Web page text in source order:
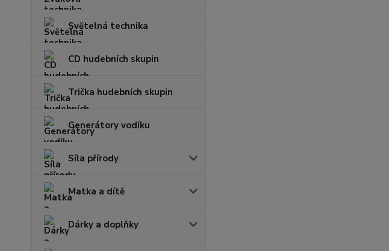
Světelná technika
CD hudebních skupin
Trička hudebních skupin
Generátory vodíku
Síla přírody
Matka a dítě
Dárky a doplňky